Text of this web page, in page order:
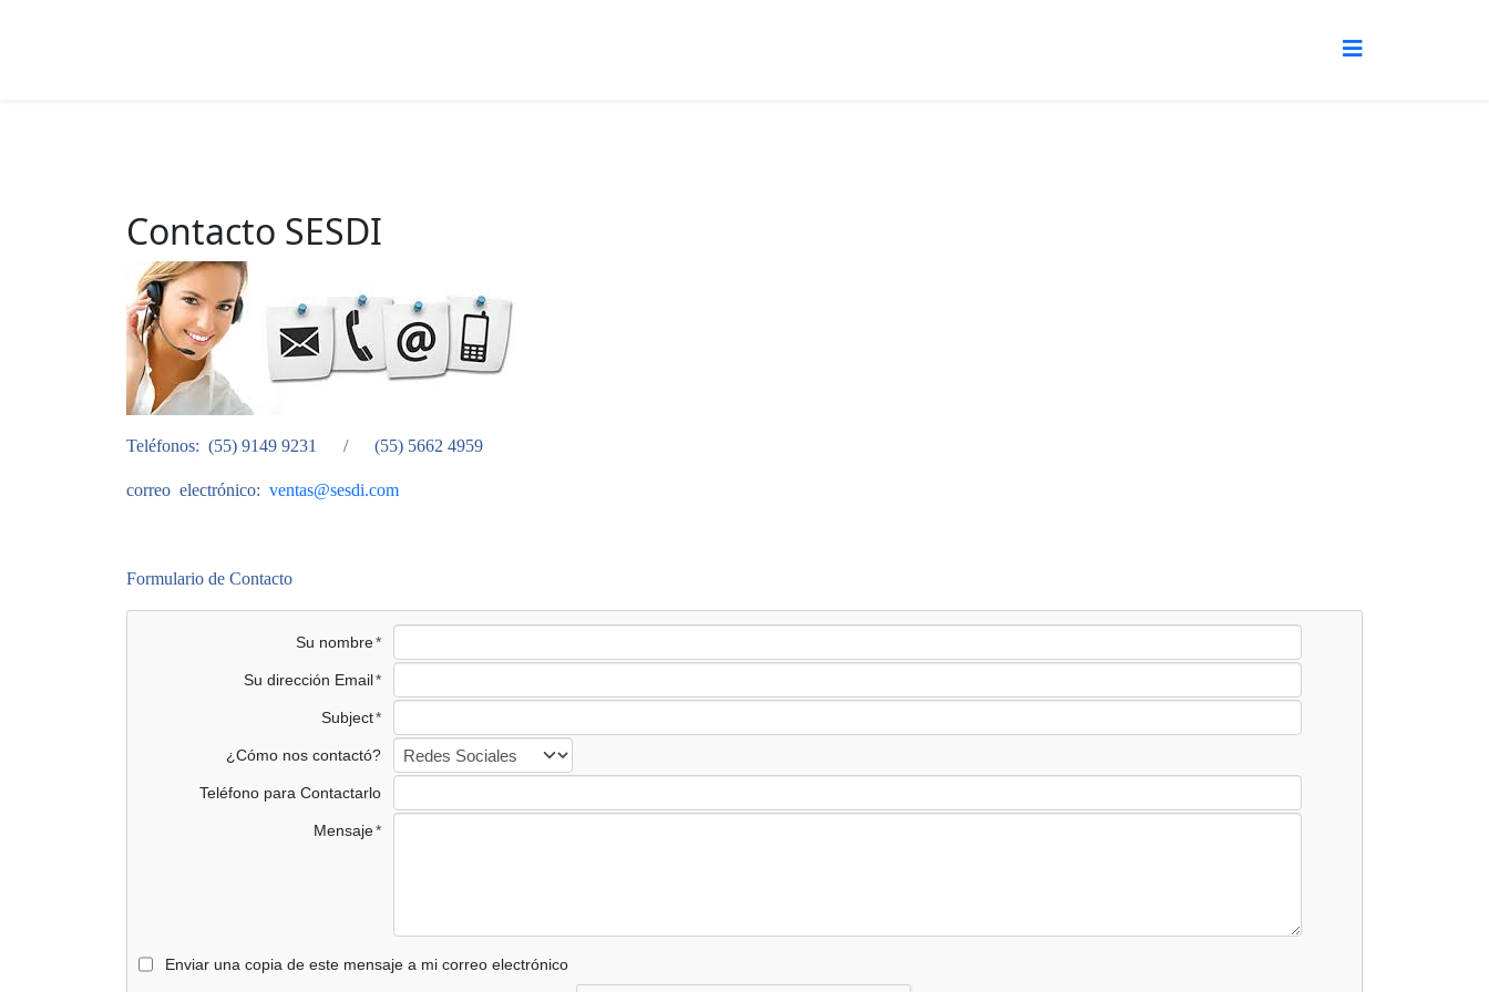
Contacto SESDI
Teléfonos: (55) 9149 9231 / (55) 5662 4959
correo electrónico: ventas@sesdi.com
Formulario de Contacto
Su nombre
Su dirección Email
Subject
¿Cómo nos contactó?
Teléfono para Contactarlo
Mensaje
Enviar una copia de este mensaje a mi correo electrónico